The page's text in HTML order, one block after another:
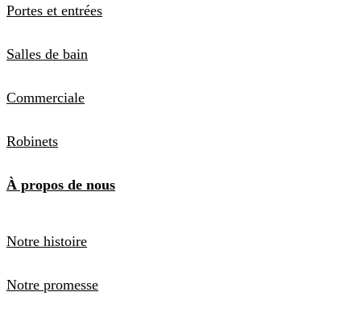
Portes et entrées
Salles de bain
Commerciale
Robinets
À propos de nous
Notre histoire
Notre promesse